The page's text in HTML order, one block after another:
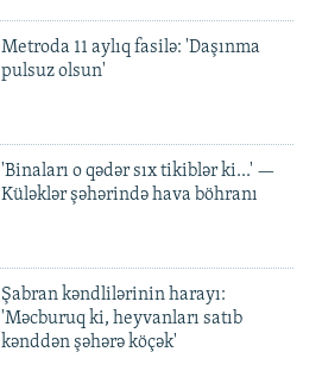
Metroda 11 aylıq fasilə: 'Daşınma
pulsuz olsun'
'Binaları o qədər sıx tikiblər ki...' —
Küləklər şəhərində hava böhranı
Şabran kəndlilərinin harayı:
'Məcburuq ki, heyvanları satıb
kənddən şəhərə köçək'